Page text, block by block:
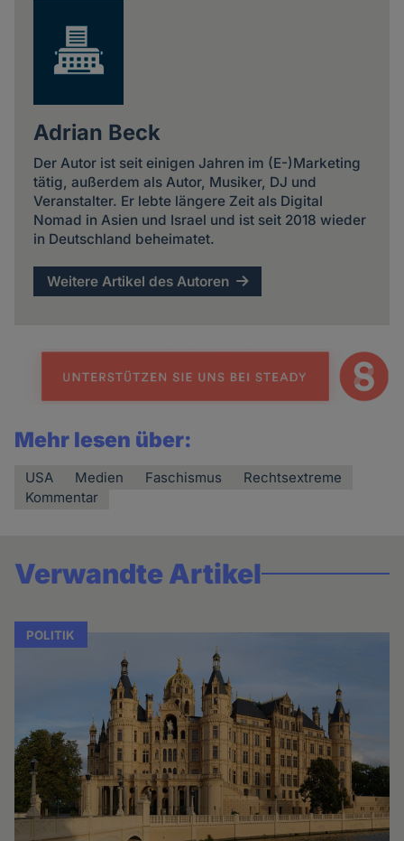
Adrian Beck
Der Autor ist seit einigen Jahren im (E-)Marketing
tätig, außerdem als Autor, Musiker, DJ und
Veranstalter. Er lebte längere Zeit als Digital
Nomad in Asien und Israel und ist seit 2018 wieder
in Deutschland beheimatet.
Weitere Artikel des Autoren
Mehr lesen über:
USA Medien Faschismus
Rechtsextreme
Kommentar
Verwandte Artikel
POLITIK